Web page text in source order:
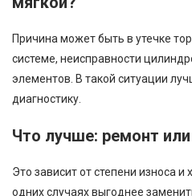
Причина может быть в утечке
системе, неисправности
элементов. В такой ситуации
диагностику.
Что лучше: ремонт
Это зависит от степени износа и
одних случаях выгоднее